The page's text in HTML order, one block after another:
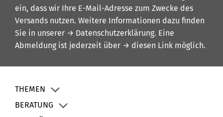
ein, dass wir Ihre E-Mail-Adresse zum Zwecke des
Versands nutzen. Weitere Informationen dazu finden
Sie in unserer → Datenschutzerklärung. Eine
Abmeldung ist jederzeit über → diesen Link möglich.
THEMEN
BERATUNG